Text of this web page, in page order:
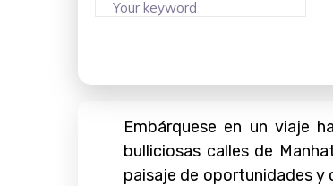
Embárquese en un viaje
bulliciosas calles de
paisaje de oportunidades y